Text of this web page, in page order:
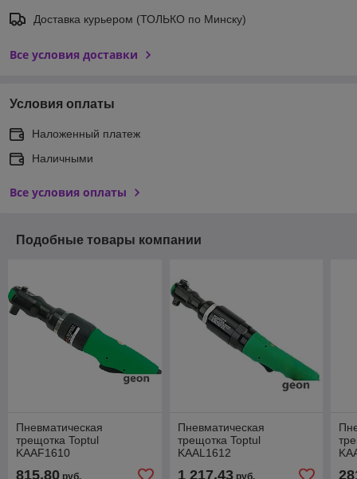
Доставка курьером (ТОЛЬКО по Минску)
Все условия доставки
Условия оплаты
Наложенный платеж
Наличными
Все условия оплаты
Подобные товары компании
Пневматическая
трещотка Toptul
KAAF1610
815,80
Пневматическая
трещотка Toptul
KAAL1612
1 217,43